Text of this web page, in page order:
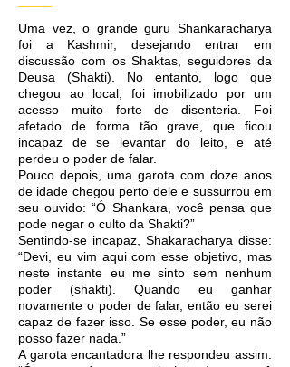
Uma vez, o grande guru Shankaracharya
foi a Kashmir, desejando entrar em
discussão com os Shaktas, seguidores da
Deusa (Shakti). No entanto, logo que
chegou ao local, foi imobilizado por um
acesso muito forte de disenteria. Foi
afetado de forma tão grave, que ficou
incapaz de se levantar do leito, e até
perdeu o poder de falar.
Pouco depois, uma garota com doze anos
de idade chegou perto dele e sussurrou em
seu ouvido: “Ó Shankara, você pensa que
pode negar o culto da Shakti?”
Sentindo-se incapaz, Shakaracharya disse:
“Devi, eu vim aqui com esse objetivo, mas
neste instante eu me sinto sem nenhum
poder (shakti). Quando eu ganhar
novamente o poder de falar, então eu serei
capaz de fazer isso. Se esse poder, eu não
posso fazer nada.”
A garota encantadora lhe respondeu assim: